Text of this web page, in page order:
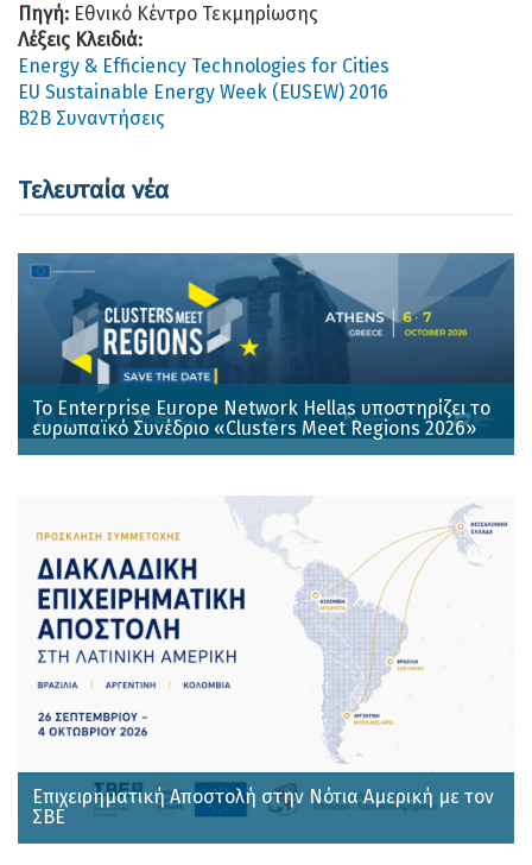
Πηγή: Εθνικό Κέντρο Τεκμηρίωσης
Λέξεις Κλειδιά:
Energy & Efficiency Technologies for Cities
EU Sustainable Energy Week (EUSEW) 2016
B2B Συναντήσεις
Τελευταία νέα
Το Enterprise Europe Network Hellas υποστηρίζει το
ευρωπαϊκό Συνέδριο «Clusters Meet Regions 2026»
Επιχειρηματική Αποστολή στην Νότια Αμερική με τον
ΣΒΕ